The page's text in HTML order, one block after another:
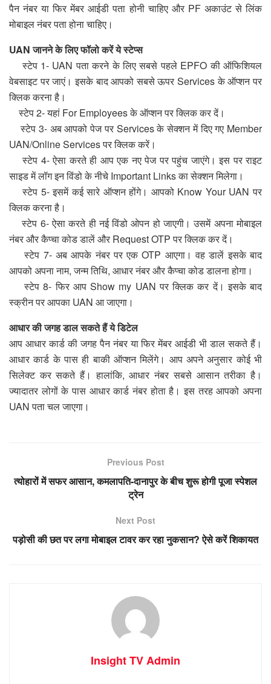
पैन नंबर या फिर मेंबर आईडी पता होनी चाहिए और PF अकाउंट से लिंक
मोबाइल नंबर पता होना चाहिए।
UAN जानने के लिए फॉलो करें ये स्टेप्स
​स्टेप 1- UAN पता करने के लिए सबसे पहले EPFO की ऑफिशियल
वेबसाइट पर जाएं। इसके बाद आपको सबसे ऊपर Services के ऑप्शन पर
क्लिक करना है।
स्टेप 2- यहां For Employees के ऑप्शन पर क्लिक कर दें।
स्टेप 3- अब आपको पेज पर Services के सेक्शन में दिए गए Member
UAN/Online Services पर क्लिक करें।
स्टेप 4- ऐसा करते ही आप एक नए पेज पर पहुंच जाएंगे। इस पर राइट
साइड में लॉग इन विंडो के नीचे Important Links का सेक्शन मिलेगा।
स्टेप 5- इसमें कई सारे ऑप्शन होंगे। आपको Know Your UAN पर
क्लिक करना है।
स्टेप 6- ऐसा करते ही नई विंडो ओपन हो जाएगी। उसमें अपना मोबाइल
नंबर और कैप्चा कोड डालें और Request OTP पर क्लिक कर दें।
स्टेप 7- अब आपके नंबर पर एक OTP आएगा। वह डालें इसके बाद
आपको अपना नाम, जन्म तिथि, आधार नंबर और कैप्चा कोड डालना होगा।
स्टेप 8- फिर आप Show my UAN पर क्लिक कर दें। इसके बाद
स्क्रीन पर आपका UAN आ जाएगा।
आधार की जगह डाल सकते हैं ये डिटेल
आप आधार कार्ड की जगह पैन नंबर या फिर मेंबर आईडी भी डाल सकते हैं।
आधार कार्ड के पास ही बाकी ऑप्शन मिलेंगे। आप अपने अनुसार कोई भी
सिलेक्ट कर सकते हैं। हालांकि, आधार नंबर सबसे आसान तरीका है।
ज्यादातर लोगों के पास आधार कार्ड नंबर होता है। इस तरह आपको अपना
UAN पता चल जाएगा।
Previous Post
त्योहारों में सफर आसान, कमलापति-दानापुर के बीच शुरू होगी पूजा स्पेशल
ट्रेन
Next Post
पड़ोसी की छत पर लगा मोबाइल टावर कर रहा नुकसान? ऐसे करें शिकायत
Insight TV Admin